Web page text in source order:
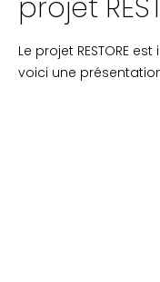
projet
Le projet RESTORE
voici une